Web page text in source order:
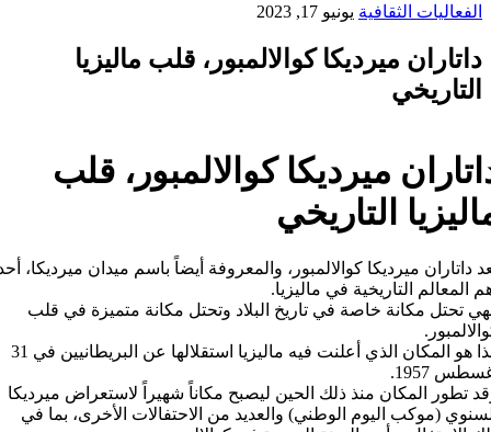
الفعاليات الثقافية يونيو 17, 2023
داتاران ميرديكا كوالالمبور، قلب ماليزيا
التاريخي
ميرديكا كوالالمبور، قلب
التاريخي
داتاران ميرديكا كوالالمبور، والمعروفة أيضاً باسم ميدان ميرديكا،
المعالم التاريخية في ماليزيا.
تحتل مكانة خاصة في تاريخ البلاد وتحتل مكانة متميزة في قلب
هذا هو المكان الذي أعلنت فيه ماليزيا استقلالها عن البريطانيين في 31
1957.
تطور المكان منذ ذلك الحين ليصبح مكاناً شهيراً لاستعراض ميرديكا
(موكب اليوم الوطني) والعديد من الاحتفالات الأخرى، بما في